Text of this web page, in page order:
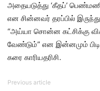
அதையடுத்து ‘கீதப்’
என சின்னவர் தரப்பில்
“அய்யா சொன்ன கட்சிக்கு
வேண்டும்” என இன்னமும்
கரை காரியதரிசி.
Previous article